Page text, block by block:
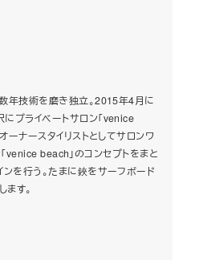
年技術を磨き独立。2015年4月に
プライベートサロン「venice
ーナースタイリストとしてサロンワ
venice beach」のコンセプトをまと
を行う。たまに鋏をサーフボード
す。